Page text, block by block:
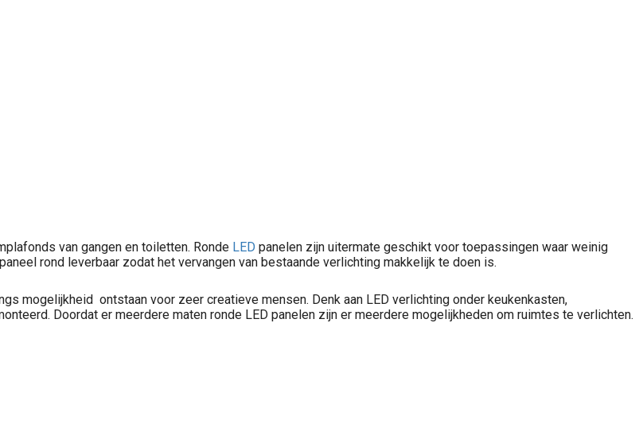
van gangen en toiletten. Ronde LED panelen zijn uitermate geschikt voor toepassingen waar weinig
rond leverbaar zodat het vervangen van bestaande verlichting makkelijk te doen is.
mogelijkheid ontstaan voor zeer creatieve mensen. Denk aan LED verlichting onder keukenkasten,
Doordat er meerdere maten ronde LED panelen zijn er meerdere mogelijkheden om ruimtes te verlichten.